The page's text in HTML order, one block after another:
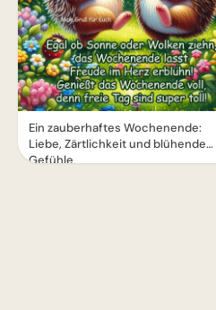
Ein zauberhaftes Wochenende:
Liebe, Zärtlichkeit und blühende
Gefühle